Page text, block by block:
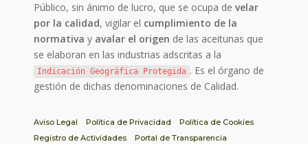
Público, sin ánimo de lucro, que se ocupa develar
por la calidad, vigilar el cumplimiento de la
normativa y avalar el origen de las aceitunas que
se elaboran en las industrias adscritas a la
Indicación Geográfica Protegida . Es el órgano de
gestión de dichas denominaciones de Calidad.
Aviso Legal Política de Privacidad
Política de Cookies
Registro de Actividades
Portal de Transparencia